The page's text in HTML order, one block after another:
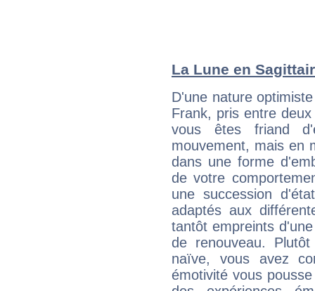
La Lune en
D'une nature
Frank, pris entre
vous êtes friand
mouvement, mais en
dans une forme
de votre
une succession
adaptés aux
tantôt empreints
de renouveau.
naïve, vous avez
émotivité vous